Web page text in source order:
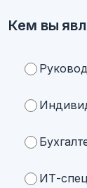
Кем вы
ИТ-